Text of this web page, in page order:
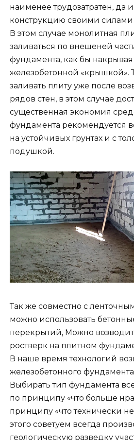
наименее трудозатратен, да
конструкцию своими силами
В этом случае монолитная
заливаться по внешеней
фундамента, как бы накрывая
железобетонной «крышкой».
заливать плиту уже после
рядов стен, в этом случае
существенная экономия
фундамента рекомендуется
на устойчивых грунтах и с
подушкой.
Так же совместно с
можно использовать
перекрытий, Можно
ростверк на плитном
В наше время технологий
железобетонного
Выбирать тип фундамента
по принципу «что больше
принципу «что технически
этого советуем всегда
геологическую разведку